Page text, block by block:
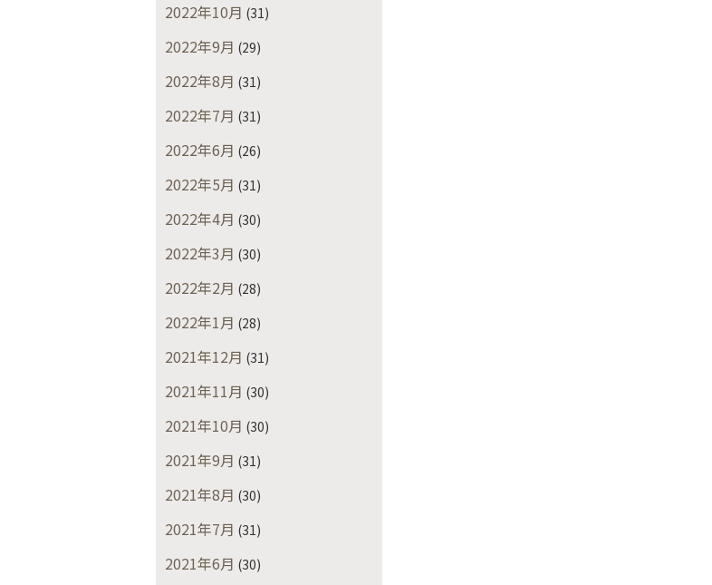
2022年10月 (31)
2022年9月 (29)
2022年8月 (31)
2022年7月 (31)
2022年6月 (26)
2022年5月 (31)
2022年4月 (30)
2022年3月 (30)
2022年2月 (28)
2022年1月 (28)
2021年12月 (31)
2021年11月 (30)
2021年10月 (30)
2021年9月 (31)
2021年8月 (30)
2021年7月 (31)
2021年6月 (30)